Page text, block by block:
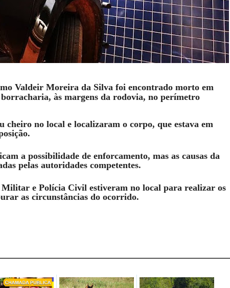
Valdeir Moreira da Silva foi encontrado morto em
às margens da rodovia, no perímetro
cheiro no local e localizaram o corpo, que estava em
a possibilidade de enforcamento, mas as causas da
pelas autoridades competentes.
e Polícia Civil estiveram no local para realizar os
as circunstâncias do ocorrido.